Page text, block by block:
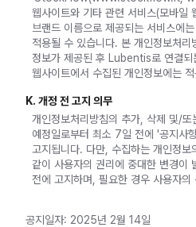
웹사이트와 기타 관련 서비스(모바일
브랜드 이름으로 제공되는 서비스에
적용될 수 있습니다. 본 개인정보처
정보가 제공된 후 Lubentis로 연결되
웹사이트에서 수집된 개인정보에는
K. 개정 전 고지 의무
개인정보처리방침의 추가, 삭제 및/또
예정일로부터 최소 7일 전에 '공지사
고지됩니다. 다만, 수집하는 개인정
같이 사용자의 권리에 중대한 변경이
전에 고지하며, 필요한 경우 사용자
공지일자: 2025년 2월 14일